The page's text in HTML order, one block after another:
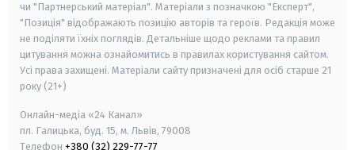
чи "Партнерський матеріал". Матеріали з позначкою "Експерт",
"Позиція" відображають позицію авторів та героїв. Редакція може
не поділяти їхніх поглядів. Детальніше щодо реклами та правил
цитування можна ознайомитись в правилах користування сайтом.
Усі права захищені. Матеріали сайту призначені для осіб старше 21
року (21+)
Онлайн-медіа «24 Канал»
пл. Галицька, буд. 15, м. Львів, 79008
Телефон +380 (32) 229-77-77